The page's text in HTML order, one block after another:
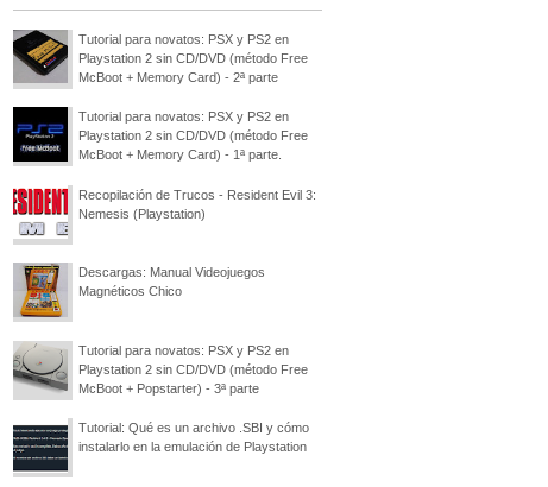
Tutorial para novatos: PSX y PS2 en
Playstation 2 sin CD/DVD (método Free
McBoot + Memory Card) - 2ª parte
Tutorial para novatos: PSX y PS2 en
Playstation 2 sin CD/DVD (método Free
McBoot + Memory Card) - 1ª parte.
Recopilación de Trucos - Resident Evil 3:
Nemesis (Playstation)
Descargas: Manual Videojuegos
Magnéticos Chico
Tutorial para novatos: PSX y PS2 en
Playstation 2 sin CD/DVD (método Free
McBoot + Popstarter) - 3ª parte
Tutorial: Qué es un archivo .SBI y cómo
instalarlo en la emulación de Playstation